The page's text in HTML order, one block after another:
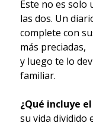
Este no es solo
las dos. Un
complete con
más preciadas,
y luego te lo
familiar.
¿Qué incluye
su vida dividido